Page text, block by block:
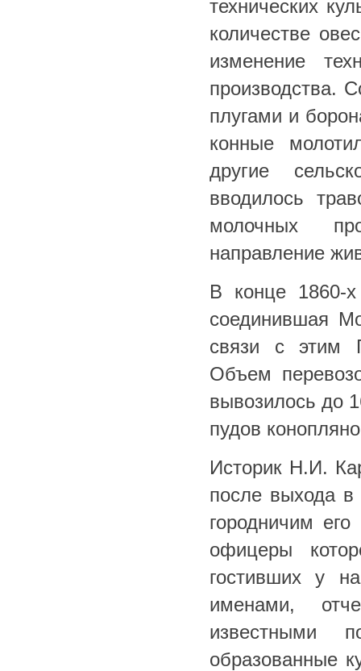
технических
количестве
изменение
производства.
плугами и
конные
другие
вводилось
молочных
направление
В конце 1860-
соединившая
связи с этим
Объем
вывозилось до
пудов
Историк Н.И.
после выхода в
городничим
офицеры
гостивших у
именами,
известными
образованные